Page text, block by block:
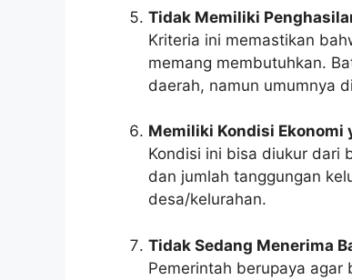
Tidak Memiliki
Kriteria ini memastikan
memang membutuhkan.
daerah, namun umumnya
Memiliki Kondisi Ekonomi
Kondisi ini bisa diukur dari
dan jumlah tanggungan
desa/kelurahan.
Tidak Sedang Menerima
Pemerintah berupaya